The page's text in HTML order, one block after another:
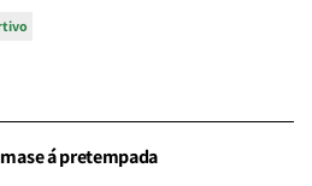
á pretempada